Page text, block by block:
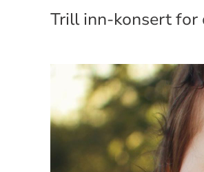
Trill inn-konsert for